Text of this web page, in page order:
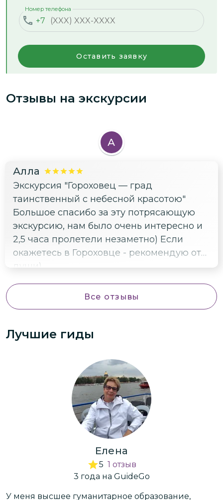
+7
Номер телефона
Оставить заявку
Отзывы на экскурсии
А
Алла
Экскурсия "Гороховец — град
таинственный с небесной красотою"
Большое спасибо за эту потрясающую
экскурсию, нам было очень интересно и
2,5 часа пролетели незаметно) Если
окажетесь в Гороховце - рекомендую от
души)
Все отзывы
Лучшие гиды
Елена
5 1 отзыв
3 года на GuideGo
У меня высшее гуманитарное образование,